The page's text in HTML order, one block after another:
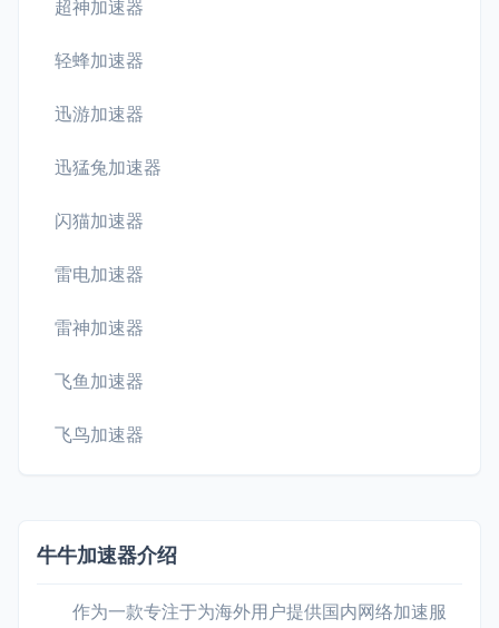
超神加速器
轻蜂加速器
迅游加速器
迅猛兔加速器
闪猫加速器
雷电加速器
雷神加速器
飞鱼加速器
飞鸟加速器
牛牛加速器介绍
作为一款专注于为海外用户提供国内网络加速服